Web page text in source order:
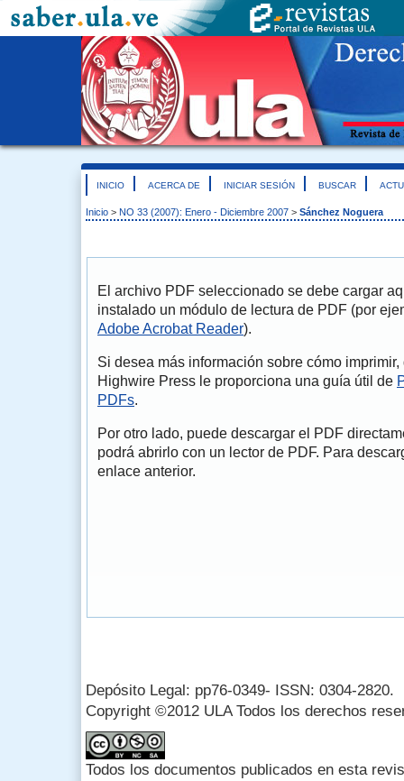
INICIO ACERCA DE INICIAR SESIÓN BUSCAR
Inicio > NO 33 (2007): Enero - Diciembre 2007 > Sánchez Noguera
El archivo PDF seleccionado se debe cargar
instalado un módulo de lectura de PDF (por
Adobe Acrobat Reader).
Si desea más información sobre cómo
Highwire Press le proporciona una guía útil de
PDFs.
Por otro lado, puede descargar el PDF
podrá abrirlo con un lector de PDF. Para
enlace anterior.
Depósito Legal: pp76-0349- ISSN: 0304-2820.
Copyright ©2012 ULA Todos los derechos
Todos los documentos publicados en esta